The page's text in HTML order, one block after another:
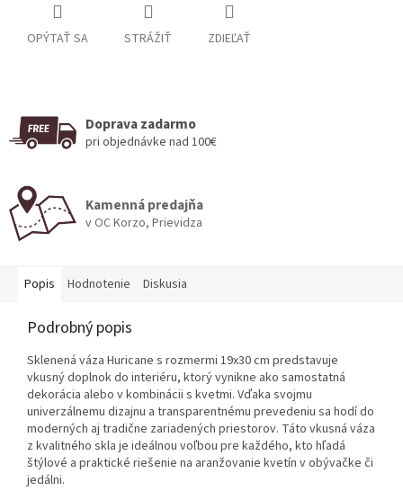
OPÝTAŤ SA STRÁŽIŤ ZDIEĽAŤ
Doprava zadarmo
pri objednávke nad 100€
Kamenná predajňa
v OC Korzo, Prievidza
Popis Hodnotenie Diskusia
Podrobný popis
Sklenená váza Huricane s rozmermi 19x30 cm predstavuje
vkusný doplnok do interiéru, ktorý vynikne ako samostatná
dekorácia alebo v kombinácii s kvetmi. Vďaka svojmu
univerzálnemu dizajnu a transparentnému prevedeniu sa hodí do
moderných aj tradične zariadených priestorov. Táto vkusná váza
z kvalitného skla je ideálnou voľbou pre každého, kto hľadá
štýlové a praktické riešenie na aranžovanie kvetín v obývačke či
jedálni.